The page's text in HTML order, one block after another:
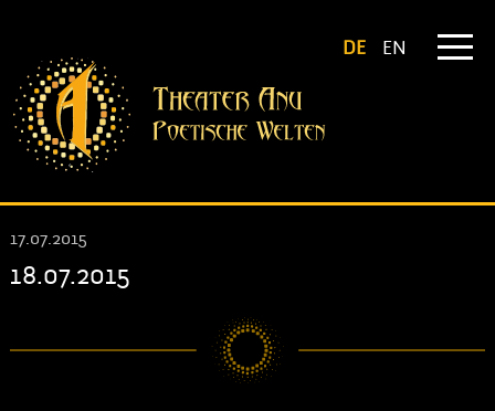
DE EN
17.07.2015
18.07.2015